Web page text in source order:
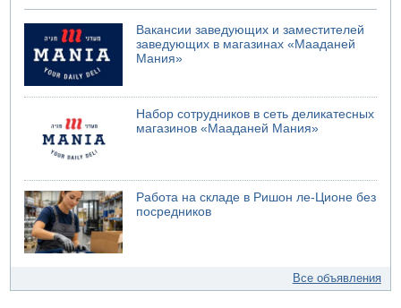
Вакансии заведующих и заместителей
заведующих в магазинах «Мааданей
Мания»
Набор сотрудников в сеть деликатесных
магазинов «Мааданей Мания»
Работа на складе в Ришон ле-Ционе без
посредников
Все объявления